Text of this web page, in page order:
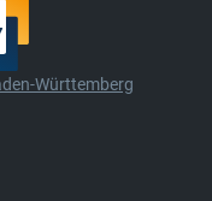
Württemberg